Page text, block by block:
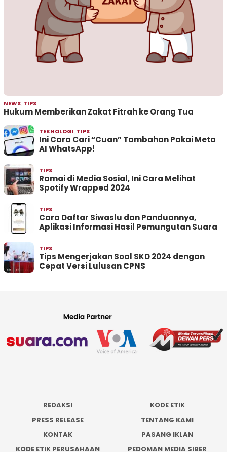
NEWS, TIPS
Hukum Memberikan Zakat Fitrah ke Orang Tua
TEKNOLOGI, TIPS
Ini Cara Cari “Cuan” Tambahan Pakai Meta
AI WhatsApp!
TIPS
Ramai di Media Sosial, Ini Cara Melihat
Spotify Wrapped 2024
TIPS
Cara Daftar Siwaslu dan Panduannya,
Aplikasi Informasi Hasil Pemungutan Suara
TIPS
Tips Mengerjakan Soal SKD 2024 dengan
Cepat Versi Lulusan CPNS
REDAKSI
KODE ETIK
PRESS RELEASE
TENTANG KAMI
KONTAK
PASANG IKLAN
KODE ETIK PERUSAHAAN
PEDOMAN MEDIA SIBER